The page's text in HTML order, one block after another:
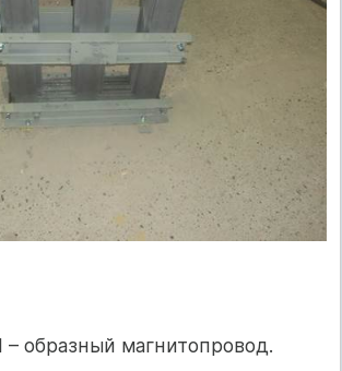
образный магнитопровод.